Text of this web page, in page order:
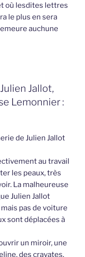
où lesdites lettres
le plus en sera
auchune
Jallot,
Lemonnier :
de Julien Jallot
au travail
les peaux, très
La malheureuse
Julien Jallot
pas de voiture
sont déplacées à
un miroir, une
des cravates,